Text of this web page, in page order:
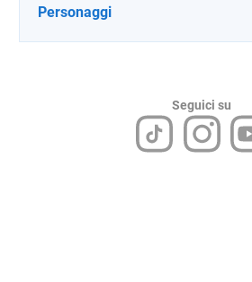
Personaggi
Seguici su